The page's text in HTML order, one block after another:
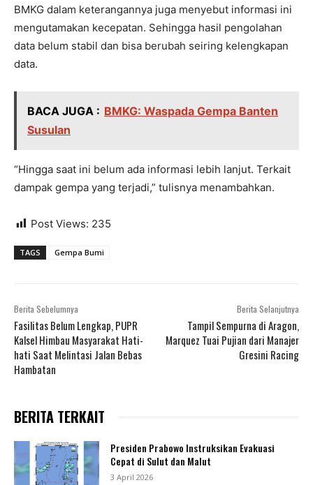
BMKG dalam keterangannya juga menyebut informasi ini
mengutamakan kecepatan. Sehingga hasil pengolahan
data belum stabil dan bisa berubah seiring kelengkapan
data.
BACA JUGA : BMKG: Waspada Gempa Banten
Susulan
“Hingga saat ini belum ada informasi lebih lanjut. Terkait
dampak gempa yang terjadi,” tulisnya menambahkan.
Post Views: 235
TAGS Gempa Bumi
Berita Sebelumnya
Fasilitas Belum Lengkap, PUPR
Kalsel Himbau Masyarakat Hati-
hati Saat Melintasi Jalan Bebas
Hambatan
Berita Selanjutnya
Tampil Sempurna di Aragon,
Marquez Tuai Pujian dari Manajer
Gresini Racing
BERITA TERKAIT
Presiden Prabowo Instruksikan Evakuasi
Cepat di Sulut dan Malut
3 April 2026